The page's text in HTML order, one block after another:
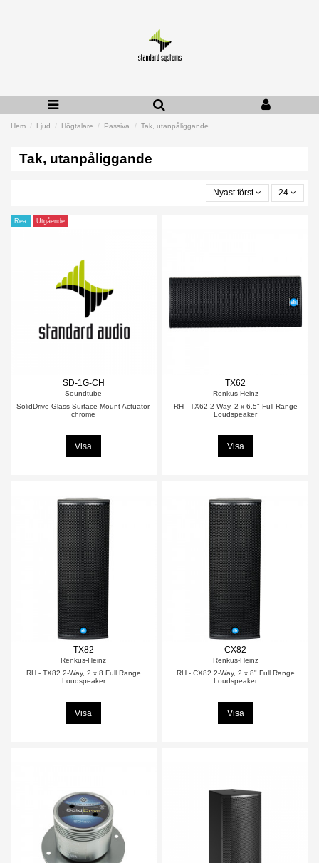
Hem Ljud Högtalare Passiva Tak, utanpåliggande
Tak, utanpåliggande
Nyast först 24
Rea Utgående
SD-1G-CH
Soundtube
SolidDrive Glass Surface Mount Actuator,
chrome
Visa
TX62
Renkus-Heinz
RH - TX62 2-Way, 2 x 6.5" Full Range
Loudspeaker
Visa
TX82
Renkus-Heinz
RH - TX82 2-Way, 2 x 8 Full Range
Loudspeaker
Visa
CX82
Renkus-Heinz
RH - CX82 2-Way, 2 x 8" Full Range
Loudspeaker
Visa